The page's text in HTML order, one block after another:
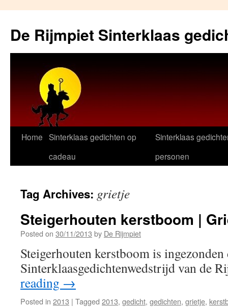
content
De Rijmpiet Sinterklaas
Home Sinterklaas gedichten op
cadeau
Sinterklaas
personen
Tag Archives: grietje
Steigerhouten kerstboom |
Posted on 30/11/2013 by De Rijmpiet
Steigerhouten kerstboom is
Sinterklaasgedichtenwedstrijd van de
reading →
Posted in 2013 | Tagged 2013, gedicht, gedichten, grietje,